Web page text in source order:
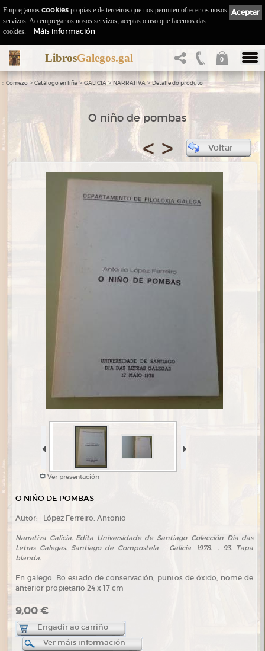
LibrosGalegos.gal 0
:: Comezo > Catálogo en liña > GALICIA> NARRATIVA > Detalle do produto
O niño de pombas
< > Voltar
Ver presentación
O NIÑO DE POMBAS
Autor: López Ferreiro, Antonio
Narrativa Galicia. Edita Universidade de Santiago. Colección Día das
Letras Galegas. Santiago de Compostela - Galicia. 1978. -. 93. Tapa
blanda.
En galego. Bo estado de conservación, puntos de óxido, nome de
anterior propietario 24 x 17 cm
9,00 €
Engadir ao carriño
Ver máis información
Aceptar
Empregamos cookies propias e de terceiros que nos permiten ofrecer os nosos
servizos. Ao empregar os nosos servizos, aceptas o uso que facemos das
cookies.
Máis información